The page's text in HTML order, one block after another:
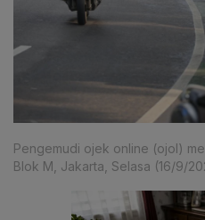
Pengemudi ojek online (ojol)
Blok M, Jakarta, Selasa (16/9/